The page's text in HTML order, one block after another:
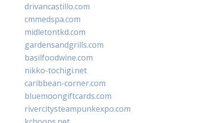
drivancastillo.com
cmmedspa.com
midletontkd.com
gardensandgrills.com
basilfoodwine.com
nikko-tochigi.net
caribbean-corner.com
bluemoongiftcards.com
rivercitysteampunkexpo.com